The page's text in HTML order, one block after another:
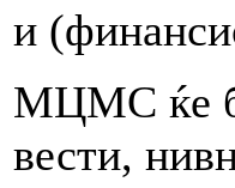
и
МЦМС ќе
вести,